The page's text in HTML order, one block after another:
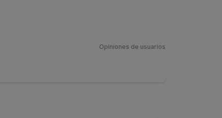
Opiniones de usuarios